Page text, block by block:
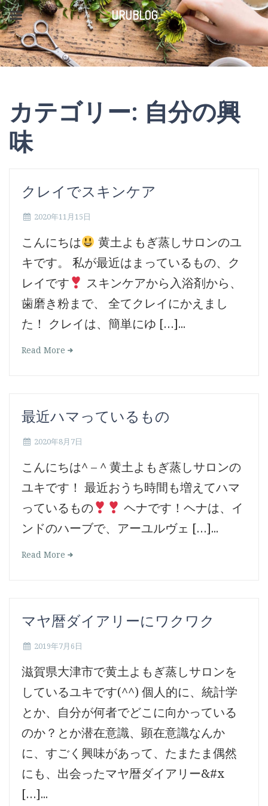
コ
ン
テ
ン
ス
キ
カテゴリー: 自分の興
味
クレイでスキンケア
2020年11月15日
こんにちは
黄土よもぎ蒸しサロンのユ
キです。 私が最近はまっているもの、ク
レイです
スキンケアから入浴剤から、
歯磨き粉まで、 全てクレイにかえまし
た！ クレイは、簡単にゆ […]...
Read More
最近ハマっているもの
2020年8月7日
こんにちは^ – ^ 黄土よもぎ蒸しサロンの
ユキです！ 最近おうち時間も増えてハマ
っているもの
ヘナです！ヘナは、イ
ンドのハーブで、アーユルヴェ […]...
Read More
マヤ暦ダイアリーにワクワク
2019年7月6日
滋賀県大津市で黄土よもぎ蒸しサロンを
しているユキです(^^) 個人的に、統計学
とか、自分が何者でどこに向かっている
のか？とか潜在意識、顕在意識なんか
に、すごく興味があって、たまたま偶然
にも、出会ったマヤ暦ダイアリー&#x
[…]...
URUBLOG